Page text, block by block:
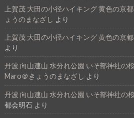
上賀茂 大田の小径ハイキング 黄色の京
ょうのまなざし より
上賀茂 大田の小径ハイキング 黄色の京
より
丹波 向山連山 水分れ公園 いそ部神社の
Maro＠きょうのまなざし より
丹波 向山連山 水分れ公園 いそ部神社の
都会明石より